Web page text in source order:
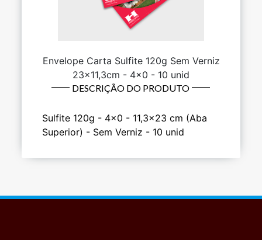
Envelope Carta Sulfite 120g Sem Verniz
23x11,3cm - 4x0 - 10 unid
DESCRIÇÃO DO PRODUTO
Sulfite 120g - 4x0 - 11,3x23 cm (Aba
Superior) - Sem Verniz - 10 unid